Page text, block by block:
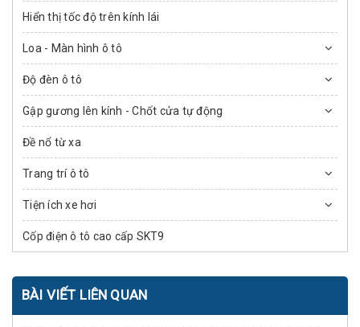
Hiển thị tốc độ trên kính lái
Loa - Màn hình ô tô
Độ đèn ô tô
Gập gương lên kính - Chốt cửa tự động
Đề nổ từ xa
Trang trí ô tô
Tiện ích xe hơi
Cốp điện ô tô cao cấp SKT9
BÀI VIẾT LIÊN QUAN